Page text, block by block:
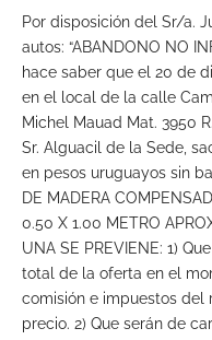
Por disposición del Sr/a.
autos: “ABANDONO NO
hace saber que el 20 de
en el local de la calle
Michel Mauad Mat. 3950
Sr. Alguacil de la Sede,
en pesos uruguayos sin
DE MADERA
0.50 X 1.00 METRO
UNA SE PREVIENE: 1)
total de la oferta en el
comisión e impuestos del
precio. 2) Que serán de